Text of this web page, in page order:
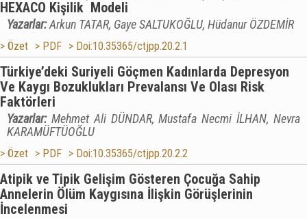
HEXACO Kişilik Modeli
Yazarlar:Arkun TATAR, Gaye SALTUKOĞLU, Hüdanur ÖZDEMİR
> Özet > PDF > Doi:10.35365/ctjpp.20.2.1
Türkiye’deki Suriyeli Göçmen Kadınlarda Depresyon
Ve Kaygı Bozuklukları Prevalansı Ve Olası Risk
Faktörleri
Yazarlar: Mehmet Ali DÜNDAR, Mustafa Necmi İLHAN, Nevra
KARAMÜFTÜOĞLU
> Özet > PDF > Doi:10.35365/ctjpp.20.2.2
Atipik ve Tipik Gelişim Gösteren Çocuğa Sahip
Annelerin Ölüm Kaygısına İlişkin Görüşlerinin
İncelenmesi